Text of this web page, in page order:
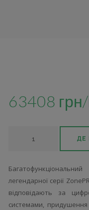
63408
ДЕ
легендарної серії
відповідають за
системами, придушення